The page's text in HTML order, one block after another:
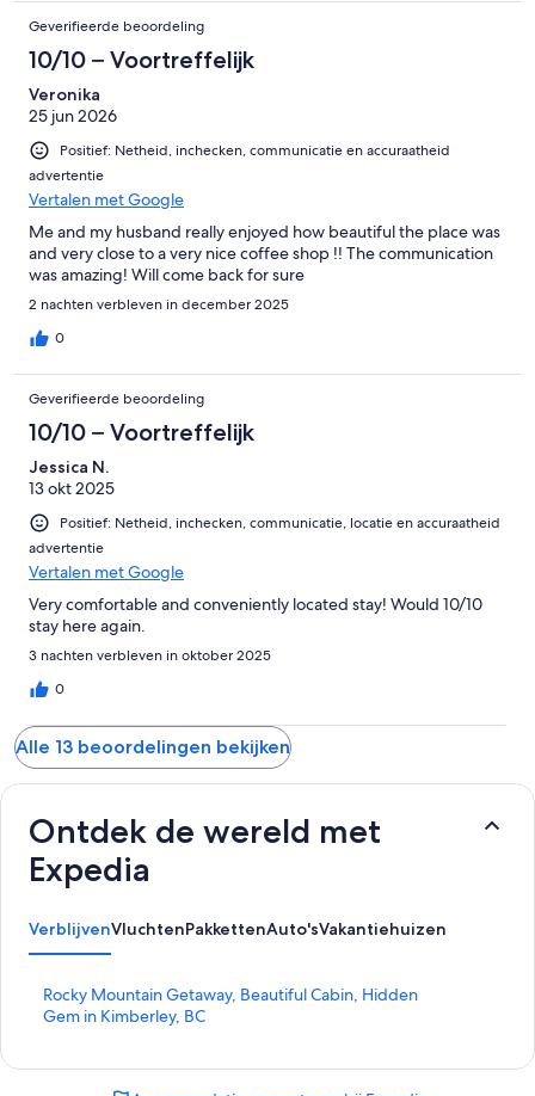
Geverifieerde beoordeling
10/10 – Voortreffelijk
Veronika
25 jun 2026
Positief: Netheid, inchecken, communicatie en accuraatheid
advertentie
Vertalen met Google
Me and my husband really enjoyed how beautiful the place was
and very close to a very nice coffee shop !! The communication
was amazing! Will come back for sure
2 nachten verbleven in december 2025
0
Geverifieerde beoordeling
10/10 – Voortreffelijk
Jessica N.
13 okt 2025
Positief: Netheid, inchecken, communicatie, locatie en accuraatheid
advertentie
Vertalen met Google
Very comfortable and conveniently located stay! Would 10/10
stay here again.
3 nachten verbleven in oktober 2025
0
Alle 13 beoordelingen bekijken
Ontdek de wereld met
Expedia
VerblijvenVluchtenPakkettenAuto'sVakantiehuizen
Rocky Mountain Getaway, Beautiful Cabin, Hidden
Gem in Kimberley, BC
L
i